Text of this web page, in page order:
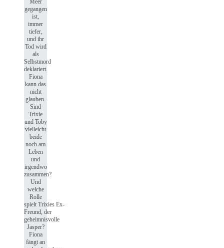
gegangen
ist,
immer
tiefer,
und ihr
Tod wird
als
Selbstmord
deklariert.
Fiona
kann das
nicht
glauben.
Sind
Trixie
und Toby
vielleicht
beide
noch am
Leben
und
irgendwo
zusammen?
Und
welche
Rolle
spielt Trixies Ex-
Freund, der
geheimnisvolle
Jasper?
Fiona
fängt an